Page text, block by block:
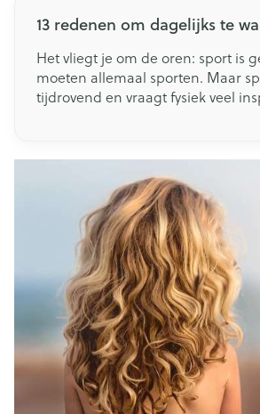
13 redenen om dagelijks te
Het vliegt je om de oren: sport is
moeten allemaal sporten. Maar
tijdrovend en vraagt fysiek veel
gezondheidsvoordelen, en is
om mee te starten.